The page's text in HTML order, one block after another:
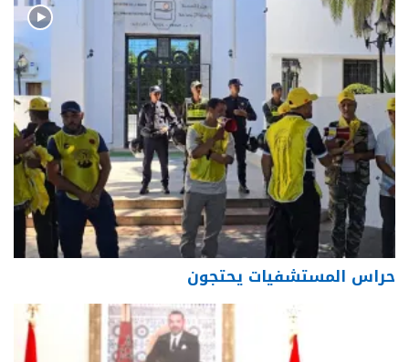
حراس المستشفيات يحتجون